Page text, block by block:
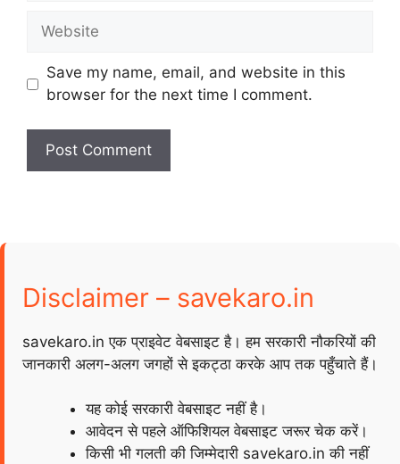
Website
Save my name, email, and website in this
browser for the next time I comment.
Disclaimer – savekaro.in
savekaro.in एक प्राइवेट वेबसाइट है। हम सरकारी नौकरियों की
जानकारी अलग-अलग जगहों से इकट्ठा करके आप तक पहुँचाते हैं।
यह कोई सरकारी वेबसाइट नहीं है।
आवेदन से पहले ऑफिशियल वेबसाइट जरूर चेक करें।
किसी भी गलती की जिम्मेदारी savekaro.in की नहीं